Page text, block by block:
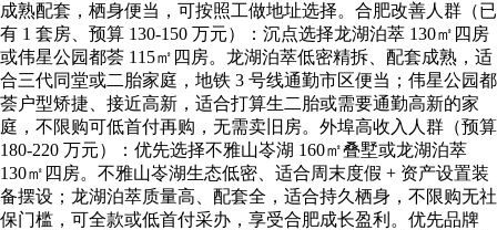
成熟配套，栖身便当，可按照工做地址选择。合肥改善人群（已
有 1 套房、预算 130-150 万元）：沉点选择龙湖泊萃 130㎡四房
或伟星公园都荟 115㎡四房。龙湖泊萃低密精拆、配套成熟，适
合三代同堂或二胎家庭，地铁 3 号线通勤市区便当；伟星公园都
荟户型矫捷、接近高新，适合打算生二胎或需要通勤高新的家
庭，不限购可低首付再购，无需卖旧房。外埠高收入人群（预算
180-220 万元）：优先选择不雅山岺湖 160㎡叠墅或龙湖泊萃
130㎡四房。不雅山岺湖生态低密、适合周末度假 + 资产设置装
备摆设；龙湖泊萃质量高、配套全，适合持久栖身，不限购无社
保门槛，可全款或低首付采办，享受合肥成长盈利。优先品牌